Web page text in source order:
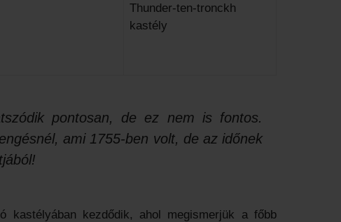
Thunder-ten-tronckh
kastély
pontosan, de ez nem is fontos.
ami 1755-ben volt, de az időnek
kastélyában kezdődik, ahol megismerjük a főbb